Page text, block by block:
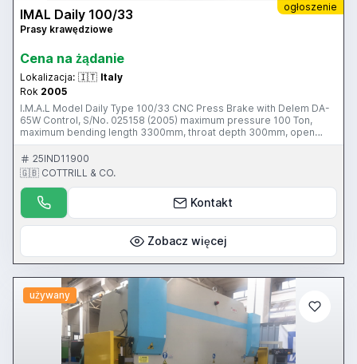
ogłoszenie
IMAL Daily 100/33
Prasy krawędziowe
Cena na żądanie
Lokalizacja: 🇮🇹 Italy
Rok 2005
I.M.A.L Model Daily Type 100/33 CNC Press Brake with Delem DA-
65W Control, S/No. 025158 (2005) maximum pressure 100 Ton,
maximum bending length 3300mm, throat depth 300mm, open
height 410mm Please Note: This Item is located in Malnate (VA),
Italy, This Item is part of an Online Auction Sale ending on
Wednesday 27th July 2016 at 3.00pm (UK Time) Please visit our
website for full details: www.cottandco.com
25IND11900
🇬🇧 COTTRILL & CO.
Kontakt
Zobacz więcej
używany